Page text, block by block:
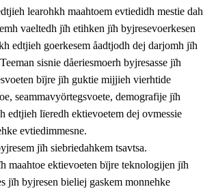
teemah
jïh jieledehaalveme
jïh meatanårrojevoete
learohkh maahtoem evtiedidh mestie dah
vaeltedh jïh etihken jïh byjresevoerkesen
edtjieh goerkesem åadtjodh dej darjomh jïh
sisnie dåeriesmoerh byjresasse jïh
bïjre jïh guktie mijjieh vierhtide
seammavyörtegsvoete, demografije jïh
edtjieh lïeredh ektievoetem dej ovmessie
evtiedimmesne.
jïh siebriedahkem tsavtsa.
maahtoe ektievoeten bïjre teknologijen jïh
jïh byjresen bieliej gaskem monnehke